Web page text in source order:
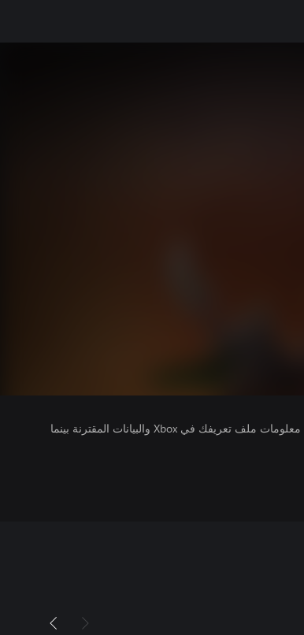
يتلقى ناشرو الألعاب التي تقوم بتشغيلها وصولاً إلى معلومات ملف تعريفك في Xbox والبيانات المقترنة بينما